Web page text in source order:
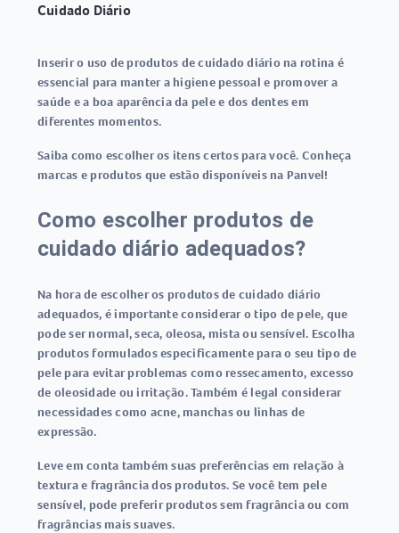
Cuidado Diário
Inserir o uso de produtos de cuidado diário na rotina é
essencial para manter a higiene pessoal e promover a
saúde e a boa aparência da pele e dos dentes em
diferentes momentos.
Saiba como escolher os itens certos para você. Conheça
marcas e produtos que estão disponíveis na Panvel!
Como escolher produtos de
cuidado diário adequados?
Na hora de escolher os produtos de cuidado diário
adequados, é importante considerar o tipo de pele, que
pode ser normal, seca, oleosa, mista ou sensível. Escolha
produtos formulados especificamente para o seu tipo de
pele para evitar problemas como ressecamento, excesso
de oleosidade ou irritação. Também é legal considerar
necessidades como acne, manchas ou linhas de
expressão.
Leve em conta também suas preferências em relação à
textura e fragrância dos produtos. Se você tem pele
sensível, pode preferir produtos sem fragrância ou com
fragrâncias mais suaves.